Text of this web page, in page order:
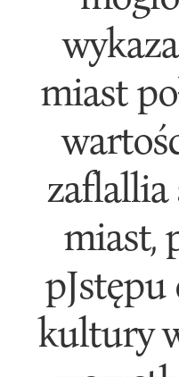
miast
zaflallia
miast,
kultury